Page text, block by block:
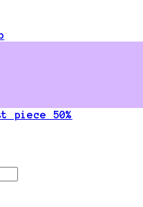
piece 50%